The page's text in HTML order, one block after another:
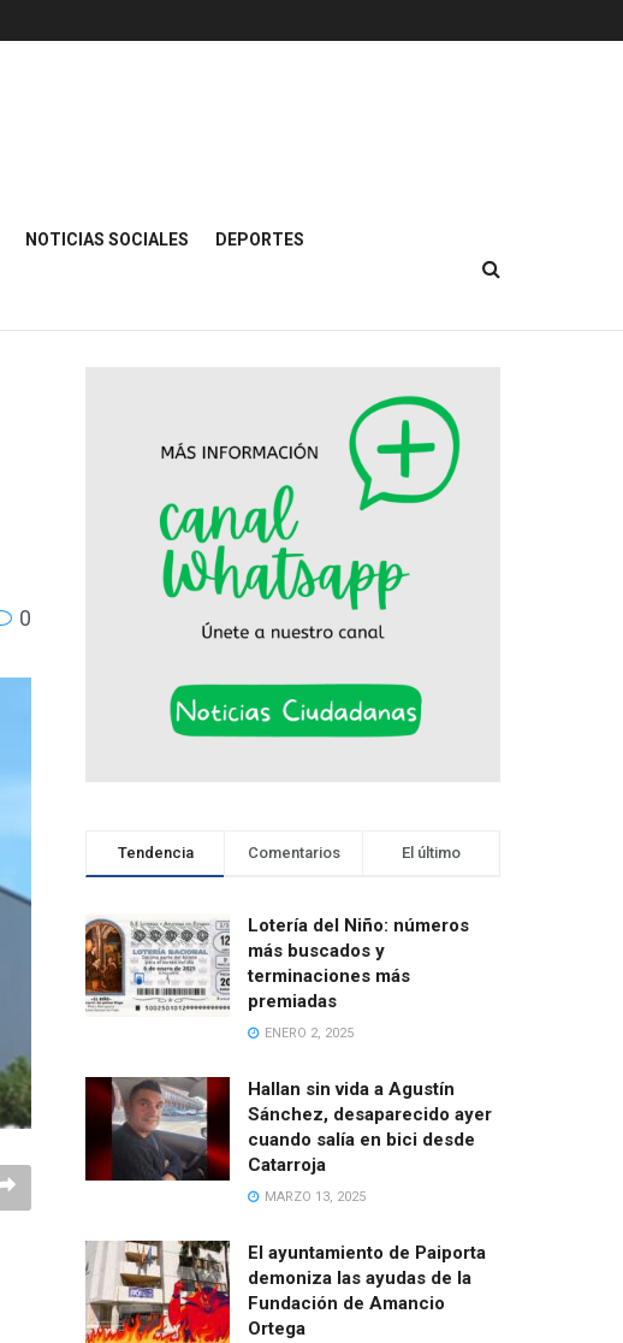
NOTICIAS SOCIALES DEPORTES
0
Tendencia Comentarios El último
Lotería del Niño: números
más buscados y
terminaciones más
premiadas
ENERO 2, 2025
Hallan sin vida a Agustín
Sánchez, desaparecido ayer
cuando salía en bici desde
Catarroja
MARZO 13, 2025
El ayuntamiento de Paiporta
demoniza las ayudas de la
Fundación de Amancio
Ortega